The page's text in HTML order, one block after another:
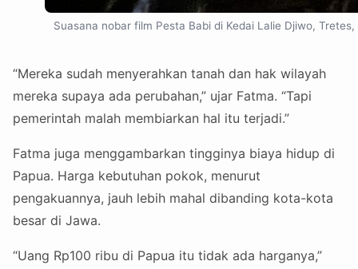
Suasana nobar film Pesta Babi di Kedai Lalie Djiwo,
“Mereka sudah menyerahkan tanah dan hak wilayah
mereka supaya ada perubahan,” ujar Fatma. “Tapi
pemerintah malah membiarkan hal itu terjadi.”
Fatma juga menggambarkan tingginya biaya hidup di
Papua. Harga kebutuhan pokok, menurut
pengakuannya, jauh lebih mahal dibanding kota-kota
besar di Jawa.
“Uang Rp100 ribu di Papua itu tidak ada harganya,”